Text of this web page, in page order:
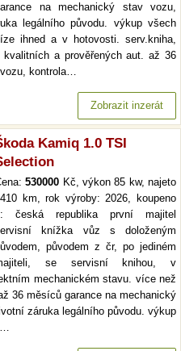
na mechanický stav vozu,
legálního původu. výkup všech
ihned a v hotovosti. serv.kniha,
a prověřených aut. až 36
kontrola…
Zobrazit inzerát
Kamiq 1.0 TSI
530000 Kč, výkon 85 kw, najeto
km, rok výroby: 2026, koupeno
česká republika první majitel
knížka vůz s doloženým
původem z čr, po jediném
se servisní knihou, v
mechanickém stavu. více než
36 měsíců garance na mechanický
záruka legálního původu. výkup